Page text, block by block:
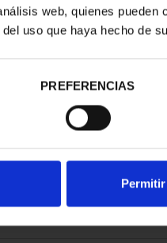
web, quienes
uso que haya hecho de
PREFERENCIAS
III -